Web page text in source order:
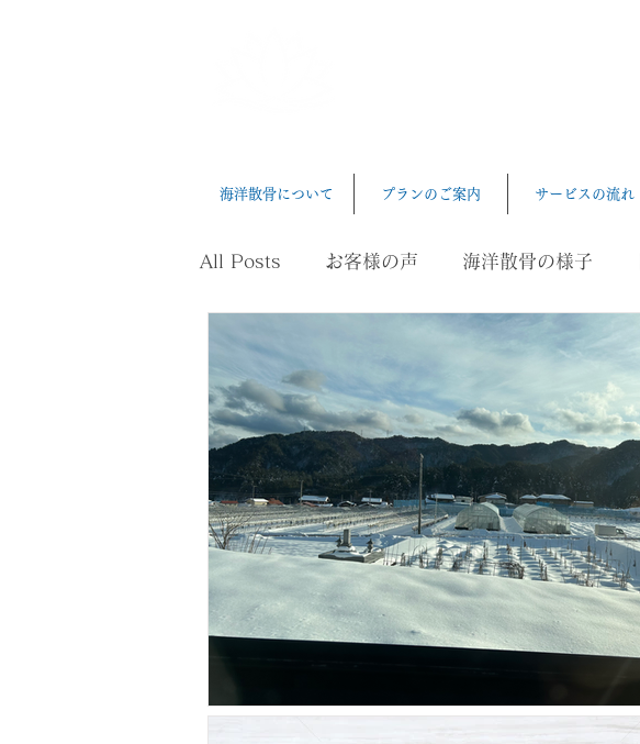
海洋散骨について プランのご案内 サービスの流れ
All Posts お客様の声 海洋散骨の様子
ペット葬